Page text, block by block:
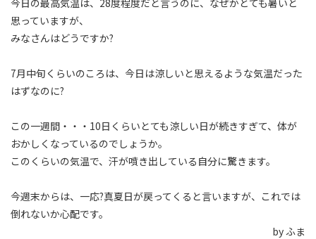
思っていますが、
みなさんはどうですか?
7月中旬くらいのころは、今日は涼しいと思えるような気温だった
はずなのに?
この一週間・・・10日くらいとても涼しい日が続きすぎて、体が
おかしくなっているのでしょうか。
このくらいの気温で、汗が噴き出している自分に驚きます。
今週末からは、一応?真夏日が戻ってくると言いますが、これでは
倒れないか心配です。
by ふま